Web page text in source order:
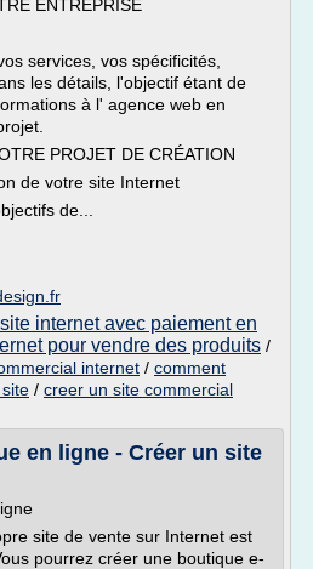
ENTREPRISE
services, vos spécificités,
les détails, l'objectif étant de
à l' agence web en
PROJET DE CRÉATION
de votre site Internet
de...
internet avec paiement en
pour vendre des produits /
internet / comment
/ creer un site commercial
en ligne - Créer un site
site de vente sur Internet est
pourrez créer une boutique e-